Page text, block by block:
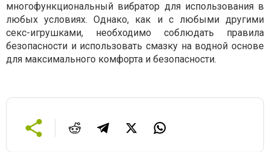
многофункциональный вибратор для использования в
любых условиях. Однако, как и с любыми другими
секс-игрушками, необходимо соблюдать правила
безопасности и использовать смазку на водной основе
для максимального комфорта и безопасности.